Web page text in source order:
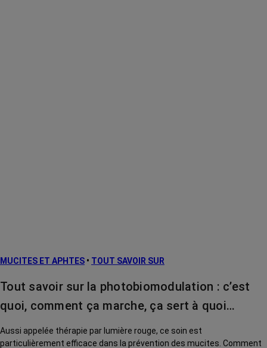
MUCITES ET APHTES • TOUT SAVOIR SUR
Tout savoir sur la photobiomodulation : c’est
quoi, comment ça marche, ça sert à quoi…
Aussi appelée thérapie par lumière rouge, ce soin est
particulièrement efficace dans la prévention des mucites. Comment